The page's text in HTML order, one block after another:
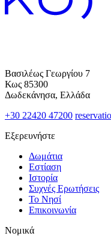
Βασιλέως Γεωργίου 7
Κως 85300
Δωδεκάνησα, Ελλάδα
+30 22420 47200
Εξερευνήστε
Δωμάτια
Εστίαση
Ιστορία
Συχνές Ερωτήσεις
Το Νησί
Επικοινωνία
Νομικά